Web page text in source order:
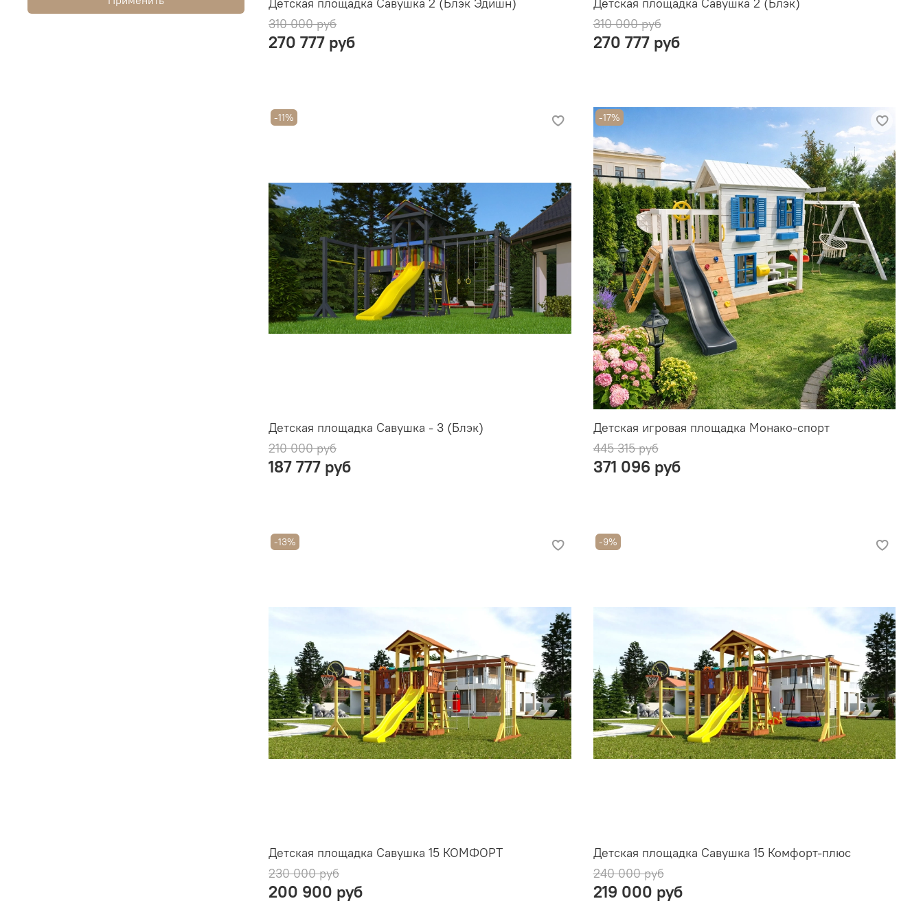
310 000 руб
270 777 руб
310 000 руб
270 777 руб
-11%
Детская площадка Савушка - 3 (Блэк)
210 000 руб
187 777 руб
-17%
Детская игровая площадка Монако-спорт
445 315 руб
371 096 руб
-13%
Детская площадка Савушка 15 КОМФОРТ
230 000 руб
200 900 руб
-9%
Детская площадка Савушка 15 Комфорт-плюс
240 000 руб
219 000 руб